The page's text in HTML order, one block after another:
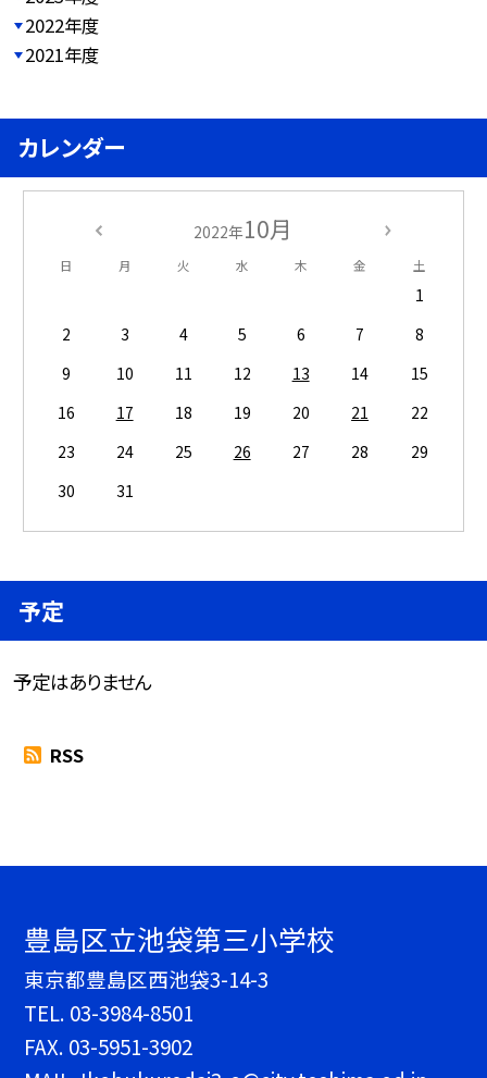
2022年度
2021年度
カレンダー
2022年10月
日 月 火 水 木 金 土
1
2
3 4 5 6 7
8
9
10 11 12 13 14
15
16
17 18 19 20 21
22
23
24 25 26 27 28
29
30
31
予定
予定はありません
RSS
豊島区立池袋第三小学校
東京都豊島区西池袋3-14-3
TEL. 03-3984-8501
FAX. 03-5951-3902